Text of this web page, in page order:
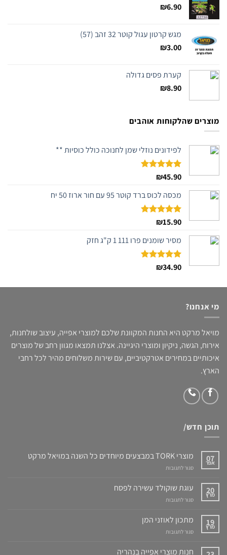
₪6.90
מגש קרטון עגול קוטר 32 זהב (57)
₪3.00
קערת פסים גדולה
₪8.90
מוצרים שהלקוחות אוהבים
לפידונים נוזלי שמן לחנוכה כולל כוסיות **
דורג5.00
₪45.90
מכסה לכוס ברד קוטר 95 עם חור ארוז 50 יח
דורג5.00
₪15.90
מסיר שומנים פרו 111 1 ק"ג חזק
דורג5.00
₪34.90
מי אנחנו?
מויאל מרקט היא החנות המקוונת שלכם למוצרי אפייה, עיצוב שולחנות,
אירוח, הגשה, ניקיון ומוצרי היגיינה. אצלנו תמצאו מגוון רחב של מוצרים
איכותיים במחירים אטרקטיביים, עם שירות משלוחים מהיר לכל רחבי
הארץ.
תוכן חדש/
07
אפר
מוצרי TORK במבצעים מיוחדים כל השנה במויאל מרקט
סגור לתגובות
TORK
במבצעים
מיוחדים
השנה
20
מרץ
עוגת שוקולד עשירה לפסח
סגור לתגובות
שוקולד
לפסח
19
מרץ
מתכון לאוזני המן
סגור לתגובות
לאוזני
חנות מוצרי אפייה בנהריה